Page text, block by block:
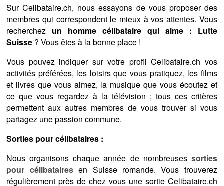
Sur Celibataire.ch, nous essayons de vous proposer des
membres qui correspondent le mieux à vos attentes. Vous
recherchez un homme célibataire qui aime : Lutte
Suisse ? Vous êtes à la bonne place !
Vous pouvez indiquer sur votre profil Celibataire.ch vos
activités préférées, les loisirs que vous pratiquez, les films
et livres que vous aimez, la musique que vous écoutez et
ce que vous regardez à la télévision ; tous ces critères
permettent aux autres membres de vous trouver si vous
partagez une passion commune.
Sorties pour célibataires :
Nous organisons chaque année de nombreuses sorties
pour célibatairesen Suisse romande. Vous trouverez
régulièrement près de chez vous une sortie Celibataire.ch